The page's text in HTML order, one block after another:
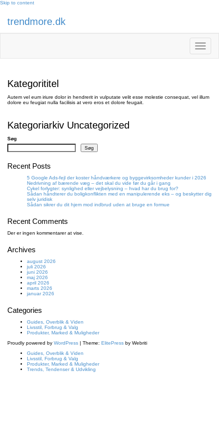
Skip to content
trendmore.dk
Toggle
Kategorititel
Autem vel eum iriure dolor in hendrerit in vulputate velit esse molestie consequat, vel illum
dolore eu feugiat nulla facilisis at vero eros et dolore feugait.
Kategoriarkiv Uncategorized
Søg
Søg
Recent Posts
5 Google Ads-fejl der koster håndværkere og byggevirksomheder kunder i 2026
Nedrivning af bærende væg – det skal du vide før du går i gang
Cykel forlygter: synlighed eller vejbelysning – hvad har du brug for?
Sådan håndterer du boligkonflikten med en manipulerende eks – og beskytter dig
selv juridisk
Sådan sikrer du dit hjem mod indbrud uden at bruge en formue
Recent Comments
Der er ingen kommentarer at vise.
Archives
august 2026
juli 2026
juni 2026
maj 2026
april 2026
marts 2026
januar 2026
Categories
Guides, Overblik & Viden
Livsstil, Forbrug & Valg
Produkter, Marked & Muligheder
Proudly powered by WordPress | Theme: ElitePress by Webriti
Guides, Overblik & Viden
Livsstil, Forbrug & Valg
Produkter, Marked & Muligheder
Trends, Tendenser & Udvikling